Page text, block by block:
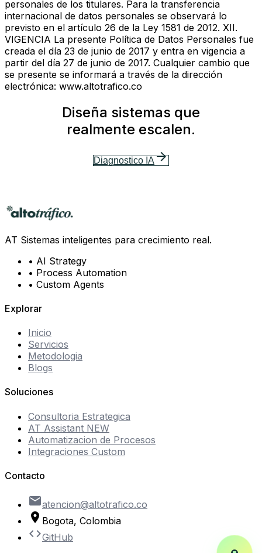
Diseña sistemas que
realmente escalen.
Diagnostico IAarrow_forward
AT Sistemas inteligentes para crecimiento real.
• AI Strategy
• Process Automation
• Custom Agents
Explorar
Inicio
Servicios
Metodologia
Blogs
Soluciones
Consultoria Estrategica
AT Assistant NEW
Automatizacion de Procesos
Integraciones Custom
Contacto
emailatencion@altotrafico.co
location_on Bogota, Colombia
codeGitHub